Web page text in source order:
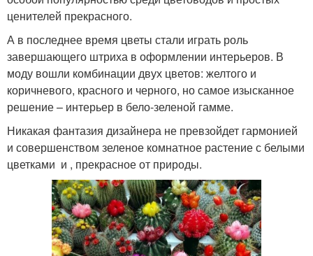
ценителей прекрасного.
А в последнее время цветы стали играть роль
завершающего штриха в оформлении интерьеров. В
моду вошли комбинации двух цветов: желтого и
коричневого, красного и черного, но самое изысканное
решение – интерьер в бело-зеленой гамме.
Никакая фантазия дизайнера не превзойдет гармонией
и совершенством зеленое комнатное растение с белыми
цветками и , прекрасное от природы.